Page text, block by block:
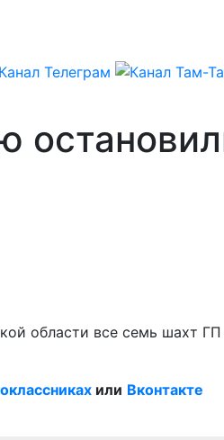
области все семь шахт
или Вконтакте